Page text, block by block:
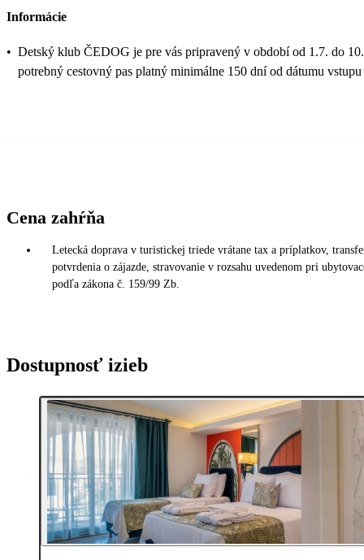
Informácie
• Detský klub ČEDOG je pre vás pripravený v období od 1.7. do
potrebný cestovný pas platný minimálne 150 dní od dátumu vstupu
Cena zahŕňa
Letecká doprava v turistickej triede vrátane tax a príplatkov,
potvrdenia o zájazde, stravovanie v rozsahu uvedenom pri
podľa zákona č. 159/99 Zb.
Dostupnosť izieb